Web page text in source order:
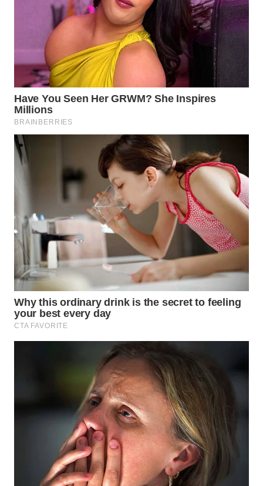
WN
SULSEL
WN
GORONTALO
WN
SULUT
WN
MALUT
WN
DAIRI
WN
DANAU
LANGKAT
TAPANULI
SELATAN